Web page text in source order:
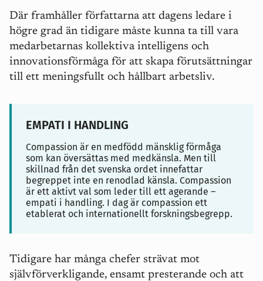
Där framhåller författarna att dagens ledare i
högre grad än tidigare måste kunna ta till vara
medarbetarnas kollektiva intelligens och
innovationsförmåga för att skapa förutsättningar
till ett meningsfullt och hållbart arbetsliv.
EMPATI I HANDLING
Compassion är en medfödd mänsklig förmåga
som kan översättas med medkänsla. Men till
skillnad från det svenska ordet innefattar
begreppet inte en renodlad känsla. Compassion
är ett aktivt val som leder till ett agerande –
empati i handling. I dag är compassion ett
etablerat och internationellt forskningsbegrepp.
Tidigare har många chefer strävat mot
självförverkligande, ensamt presterande och att